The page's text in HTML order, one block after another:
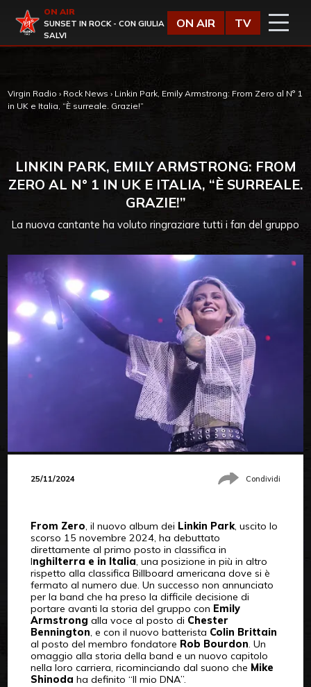
Virgin Radio
ON AIR
SUNSET IN ROCK - CON GIULIA
SALVI
ON AIR TV
Virgin Radio › Rock News › Linkin Park, Emily Armstrong: From Zero al N° 1
in UK e Italia, “È surreale. Grazie!”
LINKIN PARK, EMILY ARMSTRONG: FROM
ZERO AL N° 1 IN UK E ITALIA, “È SURREALE.
GRAZIE!”
La nuova cantante ha voluto ringraziare tutti i fan del gruppo
25/11/2024 Condividi
From Zero, il nuovo album dei Linkin Park, uscito lo
scorso 15 novembre 2024, ha debuttato
direttamente al primo posto in classifica in
Inghilterra e in Italia, una posizione in più in altro
rispetto alla classifica Billboard americana dove si è
fermato al numero due. Un successo non annunciato
per la band che ha preso la difficile decisione di
portare avanti la storia del gruppo con Emily
Armstrong alla voce al posto di Chester
Bennington, e con il nuovo batterista Colin Brittain
al posto del membro fondatore Rob Bourdon. Un
omaggio alla storia della band e un nuovo capitolo
nella loro carriera, ricominciando dal suono che Mike
Shinoda ha definito “Il mio DNA”.